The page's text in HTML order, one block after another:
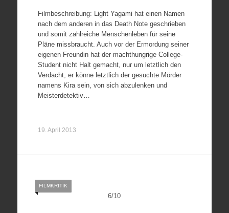
Filmbeschreibung: Light Yagami hat einen Namen
nach dem anderen in das Death Note geschrieben
und somit zahlreiche Menschenleben für seine
Pläne missbraucht. Auch vor der Ermordung seiner
eigenen Freundin hat der machthungrige College-
Student nicht Halt gemacht, nur um letztlich den
Verdacht, er könne letztlich der gesuchte Mörder
namens Kira sein, von sich abzulenken und
Meisterdetektiv…
19. April 2013
6/10
FILMKRITIK